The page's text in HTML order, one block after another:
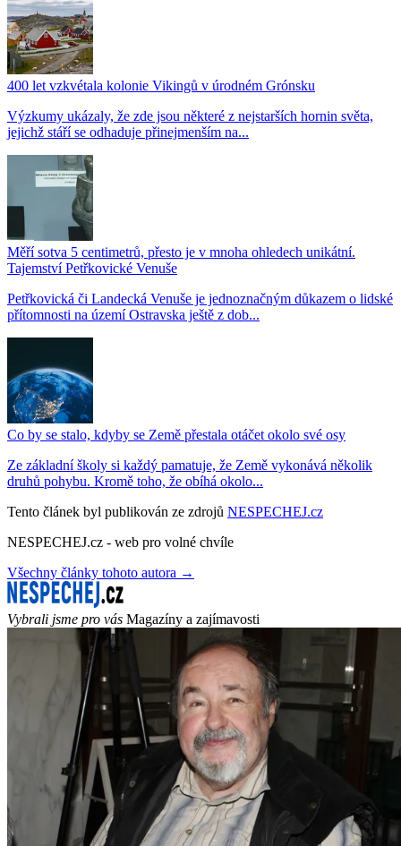
400 let vzkvétala kolonie Vikingů v úrodném Grónsku
Výzkumy ukázaly, že zde jsou některé z nejstarších hornin světa,
jejichž stáří se odhaduje přinejmenším na...
Měří sotva 5 centimetrů, přesto je v mnoha ohledech unikátní.
Tajemství Petřkovické Venuše
Petřkovická či Landecká Venuše je jednoznačným důkazem o lidské
přítomnosti na území Ostravska ještě z dob...
Co by se stalo, kdyby se Země přestala otáčet okolo své osy
Ze základní školy si každý pamatuje, že Země vykonává několik
druhů pohybu. Kromě toho, že obíhá okolo...
Tento článek byl publikován ze zdrojů NESPECHEJ.cz
NESPECHEJ.cz - web pro volné chvíle
Všechny články tohoto autora →
Vybrali jsme pro vás Magazíny a zajímavosti